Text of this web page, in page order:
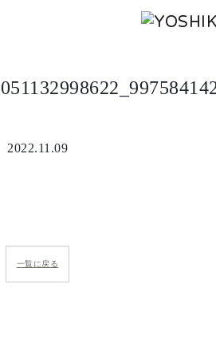
2022.11.09
一覧に戻る